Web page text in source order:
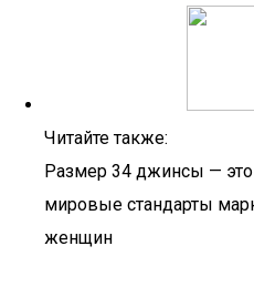
Читайте также:
Размер 34 джинсы — это
мировые стандарты
женщин